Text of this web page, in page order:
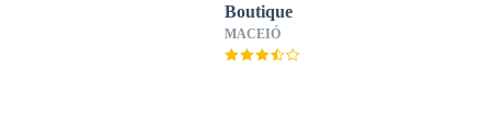
Boutique
MACEIÓ